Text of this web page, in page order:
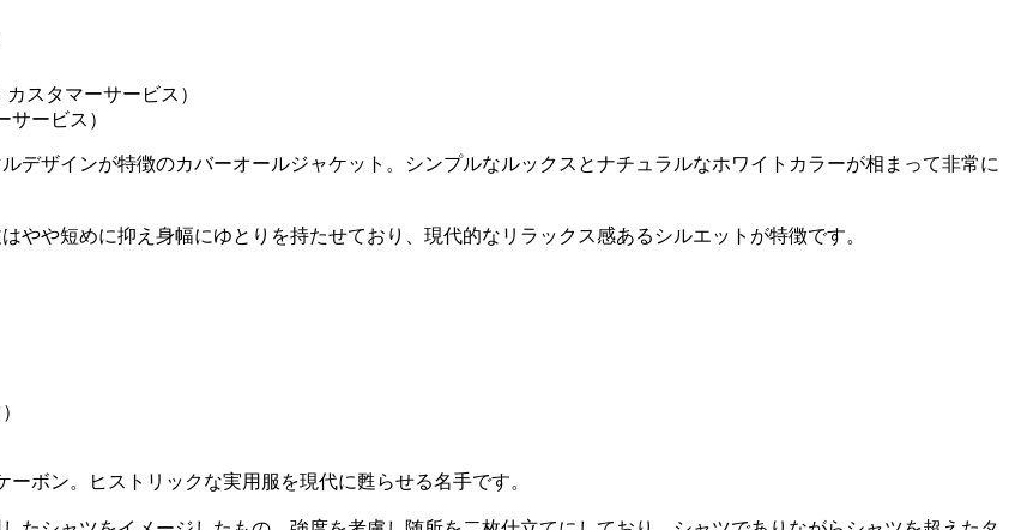
ービス）
デザインが特徴のカバーオールジャケット。シンプルなルックスとナチュラルなホワイトカラーが相まって非常に
や短めに抑え身幅にゆとりを持たせており、現代的なリラックス感あるシルエットが特徴です。
ボン。ヒストリックな実用服を現代に甦らせる名手です。